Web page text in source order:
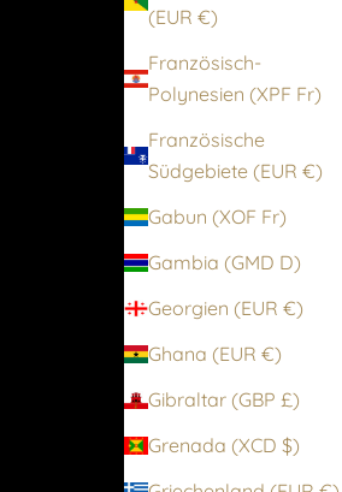
(EUR €)
Französisch-
Polynesien (XPF Fr)
Französische
Südgebiete (EUR €)
Gabun (XOF Fr)
Gambia (GMD D)
Georgien (EUR €)
Ghana (EUR €)
Gibraltar (GBP £)
Grenada (XCD $)